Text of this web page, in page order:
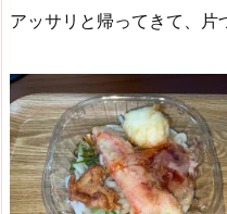
アッサリと帰ってきて、片